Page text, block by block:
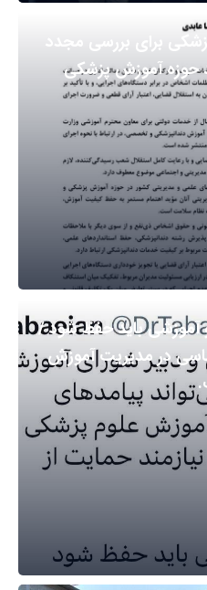
برای بررسی مجدد
حوزه آموزش پزشکی
آموزشی باید حفظ شود /
در مدیریت آموزش